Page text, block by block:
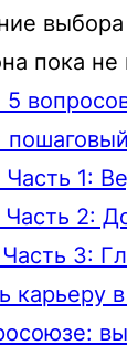
пока
1:
2:
3: